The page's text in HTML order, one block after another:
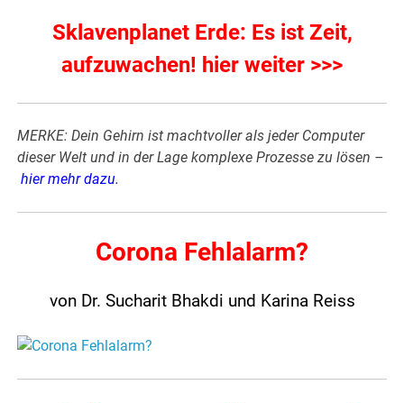
Sklavenplanet Erde: Es ist Zeit,
aufzuwachen! hier weiter >>>
MERKE: Dein Gehirn ist machtvoller als jeder Computer
dieser Welt und in der Lage komplexe Prozesse zu lösen –
hier mehr dazu.
Corona Fehlalarm?
von Dr. Sucharit Bhakdi und Karina Reiss